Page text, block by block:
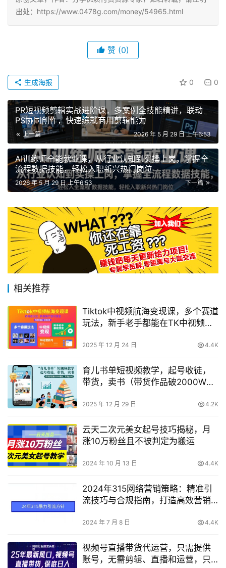
出处：https://www.0478g.com/money/54965.html
赞 (0)
0 0
生成海报
PR短视频剪辑实战进阶课，多案例全技能精讲，联动
PS协同创作，快速练就商用剪辑能力
上一篇 2026 年 5 月 29 日 上午6:53
AI训练师全能就业课，从行业认知到实操上岗，掌握全
流程数据技能，轻松入职新兴热门岗位
下一篇
2026 年 5 月 29 日 上午6:53
相关推荐
Tiktok中视频航海变现课，多个赛道
玩法，新手老手都能在TK中视频捞
2025 年 12 月 24 日 4.4K
育儿书单短视频教学，起号收徒，
带货，卖书（带货作品破2000W播
2025 年 12 月 29 日 4.2K
云天二次元美女起号技巧揭秘，月
涨10万粉丝且不被判定为搬运
2024 年 10 月 13 日 4.4K
2024年315网络营销策略：精准引
流技巧与合规指南，打造高效营销
2024 年 7 月 8 日 4.4K
视频号直播带货代运营，只需提供
账号，无需剪辑、直播和运营，只